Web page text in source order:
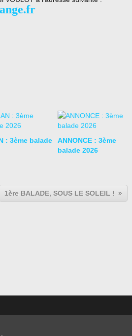
: 3ème balade
ANNONCE : 3ème
balade 2026
1ère BALADE, SOUS LE SOLEIL !